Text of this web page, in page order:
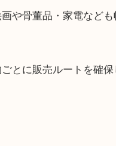
舗なので査定中にシ
除く
いるスケールメリッ